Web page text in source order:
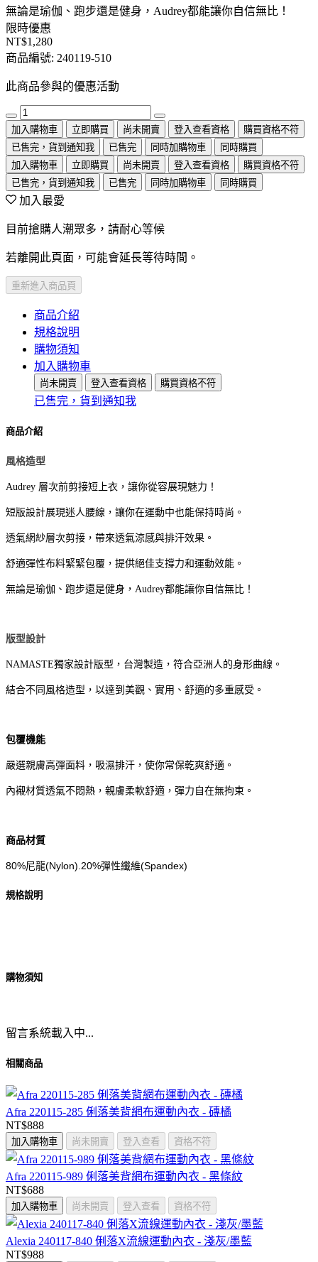
無論是瑜伽、跑步還是健身，Audrey都能讓你自信無比！
限時優惠
NT$1,280
商品編號: 240119-510
此商品參與的優惠活動
加入購物車 立即購買 尚未開賣 登入查看資格
購買資格不符
已售完，貨到通知我
已售完 同時加購物車
同時購買
加入購物車
立即購買 尚未開賣 登入查看資格
購買資格不符
已售完，貨到通知我
已售完 同時加購物車 同時購買
加入最愛
目前搶購人潮眾多，請耐心等候
若離開此頁面，可能會延長等待時間。
重新進入商品頁
商品介紹
規格說明
購物須知
加入購物車
尚未開賣 登入查看資格 購買資格不符
已售完，貨到通知我
商品介紹
風格造型
Audrey 層次前剪接短上衣，讓你從容展現魅力！
短版設計展現迷人腰線，讓你在運動中也能保持時尚。
透氣網紗層次剪接，帶來透氣涼感與排汗效果。
舒適彈性布料緊緊包覆，提供絕佳支撐力和運動效能。
無論是瑜伽、跑步還是健身，Audrey都能讓你自信無比！
版型設計
NAMASTE獨家設計版型，台灣製造，符合亞洲人的身形曲線。
結合不同風格造型，以達到美觀、實用、舒適的多重感受。
包覆機能
嚴選親膚高彈面料，吸濕排汗，使你常保乾爽舒適。
內襯材質透氣不悶熱，親膚柔軟舒適，彈力自在無拘束。
商品材質
80%尼龍(Nylon).20%彈性纖維(Spandex)
規格說明
購物須知
留言系統載入中...
相關商品
Afra 220115-285 俐落美背網布運動內衣 - 磚橘
NT$888
加入購物車 尚未開賣 登入查看 資格不符
Afra 220115-989 俐落美背網布運動內衣 - 黑條紋
NT$688
加入購物車 尚未開賣 登入查看 資格不符
Alexia 240117-840 俐落X流線運動內衣 - 淺灰/墨藍
NT$988